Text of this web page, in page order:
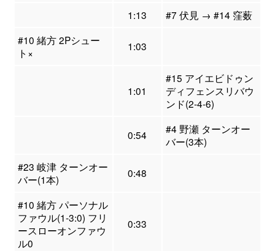
1:13
#7 伏見 → #14 窪薮
#10 緒方 2Pシュー
ト×
1:03
1:01
#15 アイエビドゥン
ディフェンスリバウ
ンド(2-4-6)
0:54
#4 野瀬 ターンオー
バー(3本)
#23 岐津 ターンオー
バー(1本)
0:48
#10 緒方 パーソナル
ファウル(1-3:0) フリ
ースローオンファウ
ル0
0:33